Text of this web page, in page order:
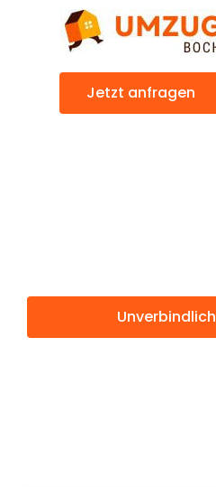
Jetzt anfragen